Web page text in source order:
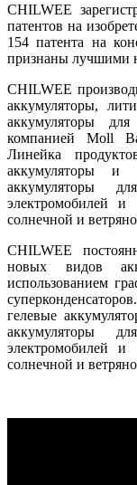
CHILWEE
патентов на
154 патента на
признаны лучшими
CHILWEE
аккумуляторы,
аккумуляторы
компанией Moll
Линейка
аккумуляторы и
аккумуляторы
электромобилей и
солнечной и
CHILWEE
новых видов
использованием
гелевые
аккумуляторы
электромобилей и
солнечной и